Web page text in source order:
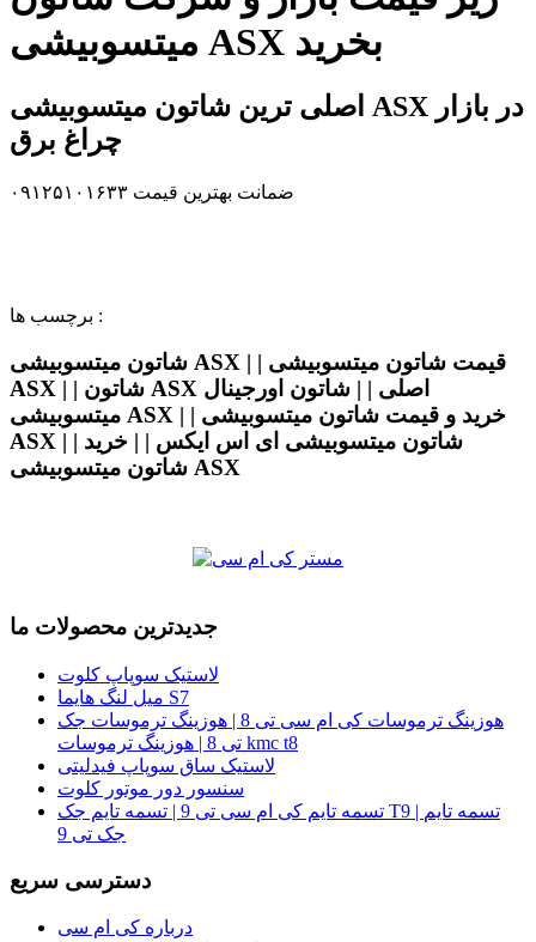
میتسوبیشی ASX بخرید
اصلی ترین شاتون میتسوبیشی ASX در بازار
چراغ برق
ضمانت بهترین قیمت ۰۹۱۲۵۱۰۱۶۳۳
برچسب ها :
شاتون میتسوبیشی ASX | | قیمت شاتون میتسوبیشی
ASX | | شاتون ASX اصلی | | شاتون اورجینال
میتسوبیشی ASX | | خرید و قیمت شاتون میتسوبیشی
ASX | | شاتون میتسوبیشی ای اس ایکس | | خرید
شاتون میتسوبیشی ASX
جدیدترین محصولات ما
لاستیک سوپاپ کلوت
میل لنگ هایما S7
هوزینگ ترموسات کی ام سی تی 8 | هوزینگ ترموسات جک
تی 8 | هوزینگ ترموسات kmc t8
لاستیک ساق سوپاپ فیدلیتی
سنسور دور موتور کلوت
تسمه تایم کی ام سی تی 9 | تسمه تایم جک T9 | تسمه تایم
جک تی 9
دسترسی سریع
درباره کی ام سی